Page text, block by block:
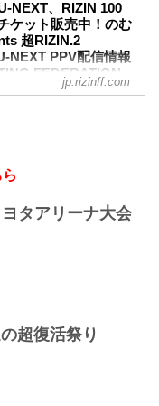
日変更のお知らせ
by U-NEXT開場/開始
となりました。
（日）12:00開場（予
NEXT、RIZIN 100
ケット販売中！のむ
超RIZIN.2
NEXT PPV配信情報
FEDERATION
むシリカ presents 超
by U-NEXTの、U-
タート！
カ presents 超RIZIN.2
jp.rizinff.com
タアリーナ大会
超復活祭り